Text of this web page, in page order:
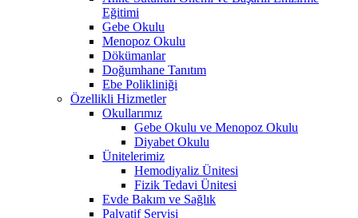
Eğitimi
Gebe Okulu
Menopoz Okulu
Dökümanlar
Doğumhane Tanıtım
Ebe Polikliniği
Özellikli Hizmetler
Okullarımız
Gebe Okulu ve Menopoz Okulu
Diyabet Okulu
Ünitelerimiz
Hemodiyaliz Ünitesi
Fizik Tedavi Ünitesi
Evde Bakım ve Sağlık
Palyatif Servisi